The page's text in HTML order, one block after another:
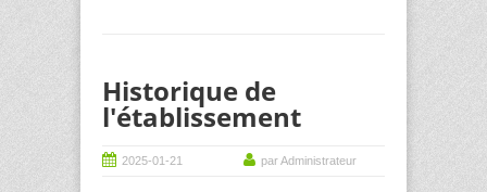
Historique de
l'établissement
2025-01-21 par Administrateur